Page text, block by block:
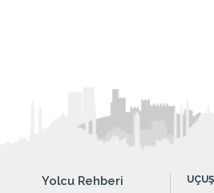
Yolcu Rehberi